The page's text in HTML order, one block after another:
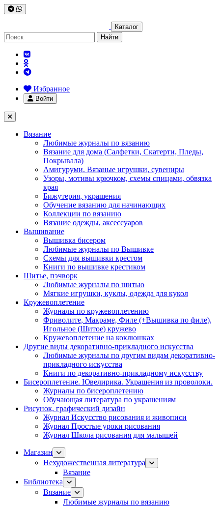
Каталог
Найти
Избранное
Войти
Вязание
Любимые журналы по вязанию
Вязание для дома (Салфетки, Скатерти, Пледы,
Покрывала)
Амигуруми. Вязаные игрушки, сувениры
Узоры, мотивы крючком, схемы спицами, обвязка
края
Бижутерия, украшения
Обучение вязанию для начинающих
Коллекции по вязанию
Вязание одежды, аксессуаров
Вышивание
Вышивка бисером
Любимые журналы по Вышивке
Схемы для вышивки крестом
Книги по вышивке крестиком
Шитье, пэчворк
Любимые журналы по шитью
Мягкие игрушки, куклы, одежда для кукол
Кружевоплетение
Журналы по кружевоплетению
Фриволите, Макраме, Филе (+Вышивка по филе),
Игольное (Шитое) кружево
Кружевоплетение на коклюшках
Другие виды декоративно-прикладного искусства
Любимые журналы по другим видам декоративно-
прикладного искусства
Книги по декоративно-прикладному искусству
Бисероплетение. Ювелирика. Украшения из проволоки.
Журналы по бисероплетению
Обучающая литература по украшениям
Рисунок, графический дизайн
Журнал Искусство рисования и живописи
Журнал Простые уроки рисования
Журнал Школа рисования для малышей
Магазин
Нехудожественная литература
Вязание
Библиотека
Вязание
Любимые журналы по вязанию